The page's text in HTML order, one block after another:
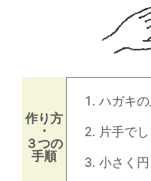
作り方
・
３つの
手順
ハガキの
片手で
小さく